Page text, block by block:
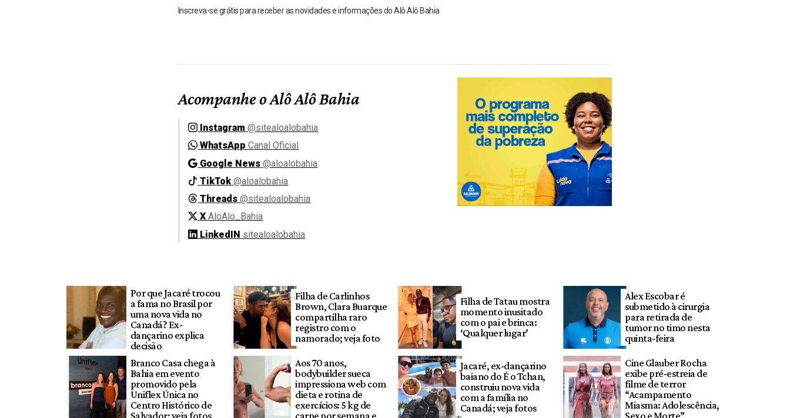
Inscreva-se grátis para receber as novidades e informações do Alô Alô Bahia
Acompanhe o Alô Alô Bahia
Instagram @sitealoalobahia
WhatsApp Canal Oficial
Google News @aloalobahia
TikTok @aloalobahia
Threads @sitealoalobahia
X AloAlo_Bahia
LinkedIN sitealoalobahia
Por que Jacaré trocou
a fama no Brasil por
uma nova vida no
Canadá? Ex-
dançarino explica
decisão
Filha de Carlinhos
Brown, Clara Buarque
compartilha raro
registro com o
namorado; veja foto
Filha de Tatau mostra
momento inusitado
com o pai e brinca:
‘Qualquer lugar’
Alex Escobar é
submetido à cirurgia
para retirada de
tumor no timo nesta
quinta-feira
Branco Casa chega à
Bahia em evento
promovido pela
Uniflex Única no
Centro Histórico de
Aos 70 anos,
bodybuilder sueca
impressiona web com
dieta e rotina de
exercícios: 5 kg de
Jacaré, ex-dançarino
baiano do É o Tchan,
construiu nova vida
com a família no
Canadá; veja fotos
Cine Glauber Rocha
exibe pré-estreia de
filme de terror
“Acampamento
Miasma: Adolescência,